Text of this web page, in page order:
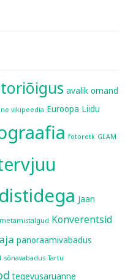
avalik omand
vikipeedia Euroopa Liidu
fotoretk GLAM
Jaan
Konverentsid
panoraamivabadus
sõnavabadus Tartu
tegevusaruanne